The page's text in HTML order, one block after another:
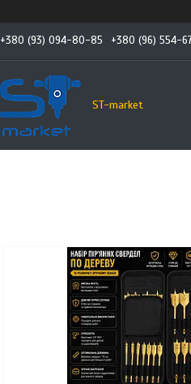
+380 (93) 094-80-85 +380 (96) 554-
ST-market